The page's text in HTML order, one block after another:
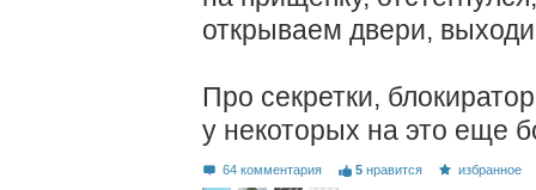
открываем двери,
Про секретки,
у некоторых на это еще
64 комментария 5 нравится избранное